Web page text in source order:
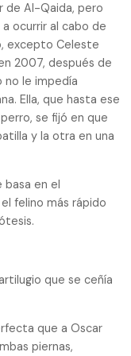
de Al-Qaida, pero
ocurrir al cabo de
excepto Celeste
2007, después de
no le impedía
Ella, que hasta ese
se fijó en que
y la otra en una
basa en el
felino más rápido
que se ceñía
que a Oscar
piernas,